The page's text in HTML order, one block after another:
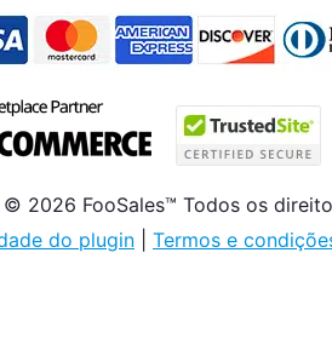
2026 FooSales™ Todos os
do plugin Termos e